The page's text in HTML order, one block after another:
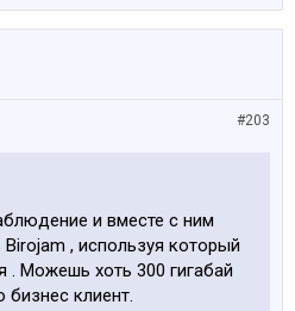
#203
и вместе с ним
, используя который
. Можешь хоть 300 гигабай
клиент.